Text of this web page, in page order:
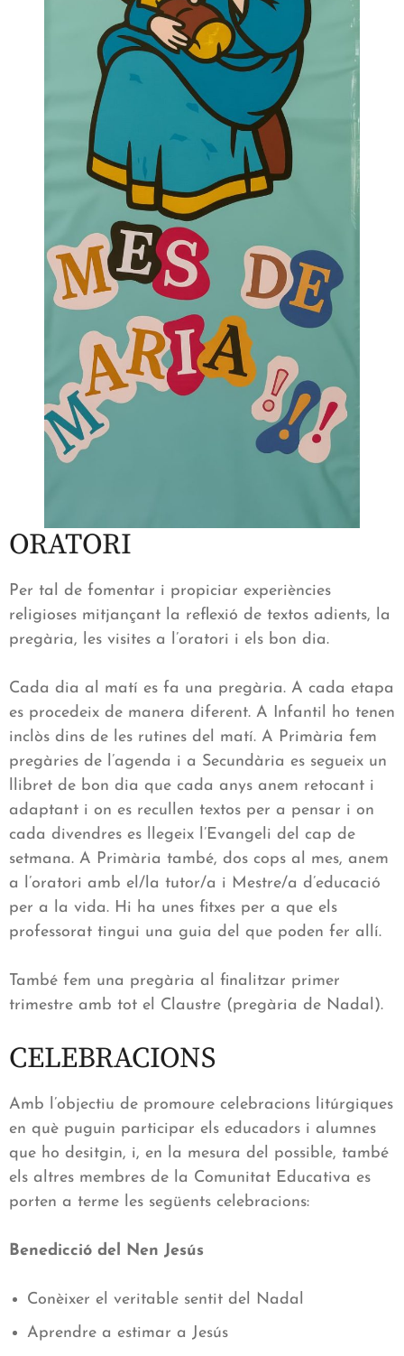
ORATORI
Per tal de fomentar i propiciar experiències
religioses mitjançant la reflexió de textos adients, la
pregària, les visites a l’oratori i els bon dia.
Cada dia al matí es fa una pregària. A cada etapa
es procedeix de manera diferent. A Infantil ho tenen
inclòs dins de les rutines del matí. A Primària fem
pregàries de l’agenda i a Secundària es segueix un
llibret de bon dia que cada anys anem retocant i
adaptant i on es recullen textos per a pensar i on
cada divendres es llegeix l’Evangeli del cap de
setmana. A Primària també, dos cops al mes, anem
a l’oratori amb el/la tutor/a i Mestre/a d’educació
per a la vida. Hi ha unes fitxes per a que els
professorat tingui una guia del que poden fer allí.
També fem una pregària al finalitzar primer
trimestre amb tot el Claustre (pregària de Nadal).
CELEBRACIONS
Amb l’objectiu de promoure celebracions litúrgiques
en què puguin participar els educadors i alumnes
que ho desitgin, i, en la mesura del possible, també
els altres membres de la Comunitat Educativa es
porten a terme les següents celebracions:
Benedicció del Nen Jesús
Conèixer el veritable sentit del Nadal
Aprendre a estimar a Jesús